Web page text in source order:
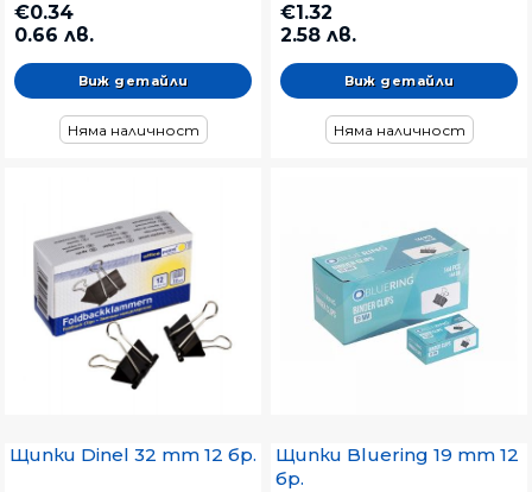
€0.34
0.66 лв.
Виж детайли
Няма наличност
€1.32
2.58 лв.
Виж детайли
Няма наличност
Щипки Dinel 32 mm 12 бр.
Щипки Bluering 19 mm 12
бр.